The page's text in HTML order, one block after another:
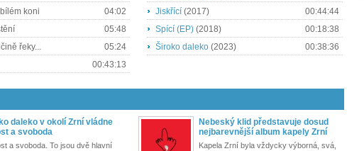
koni
04:02
05:48
řeky...
05:24
00:43:13
Jiskřící (2017)
00:44:44
Spící (EP) (2018)
00:18:38
Široko daleko (2023) 00:38:36
daleko v okolí Zrní vládne
a svoboda
a svoboda. To jsou dvě hlavní
Nebeský klid představuje dosud
nejbarevnější album kapely Zrní
Kapela Zrní byla vždycky výborná, svá,